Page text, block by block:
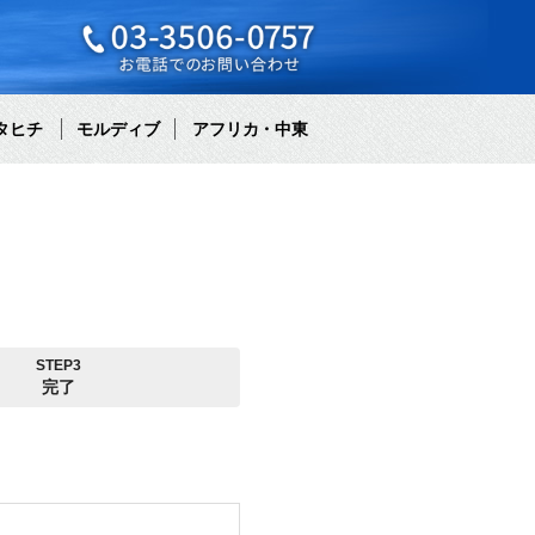
ヒチ モルディブ アフリカ・中東
STEP3
完了